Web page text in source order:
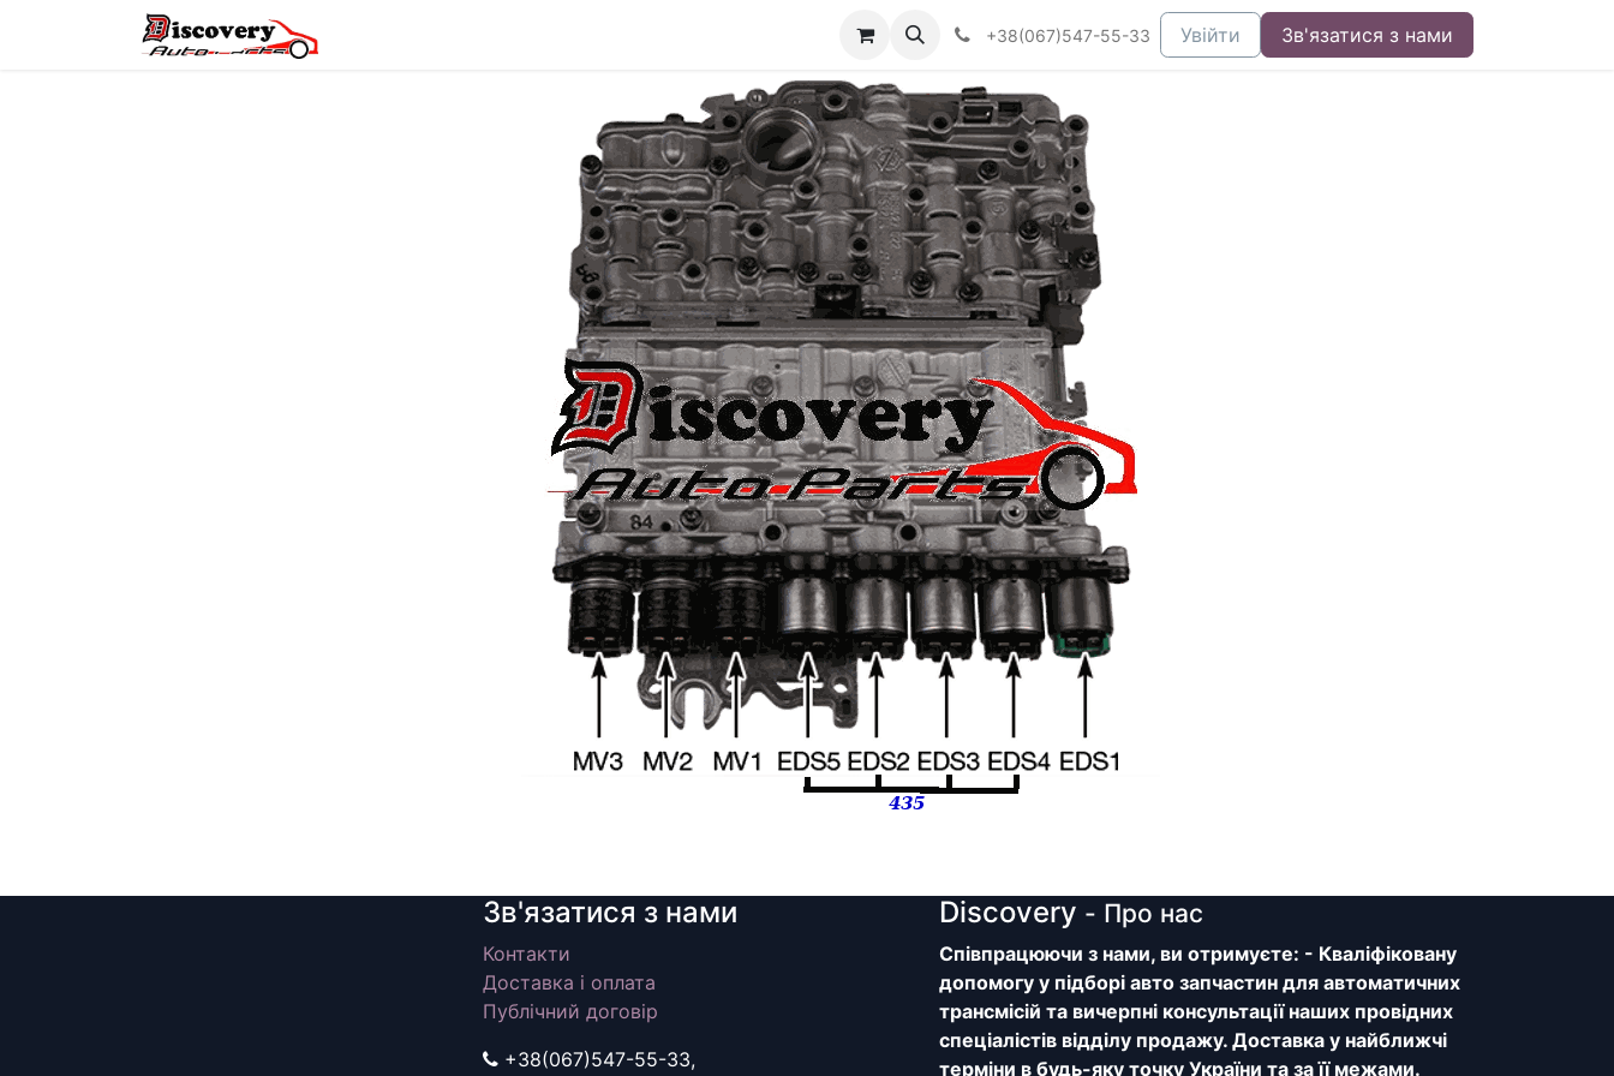
+38(067)547-55-33 Увійти Зв'язатися з нами
Зв'язатися з нами
Контакти
Доставка і оплата
Публічний договір
+38(067)547-55-33,
Discovery - Про нас
Співпрацюючи з нами, ви отримуєте: - Кваліфіковану
допомогу у підборі авто запчастин для автоматичних
трансмісій та вичерпні консультації наших провідних
спеціалістів відділу продажу. Доставка у найближчі
терміни в будь-яку точку України та за її межами.